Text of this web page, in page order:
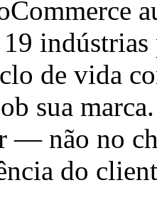
de vida
sua
— não no
do